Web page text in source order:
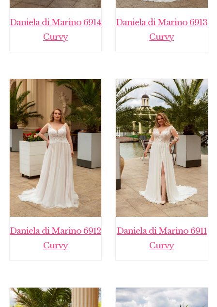
Daniela di Marino 6914
Curvy
Daniela di Marino 6913
Curvy
Daniela di Marino 6912
Curvy
Daniela di Marino 6911
Curvy